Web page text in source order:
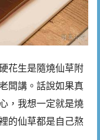
花生是隨燒仙草附
闆講。話說如果真
，我想一定就是燒
的仙草都是自己熬